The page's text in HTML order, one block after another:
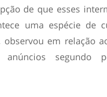
de que esses
uma espécie de
observou em relação
segundo